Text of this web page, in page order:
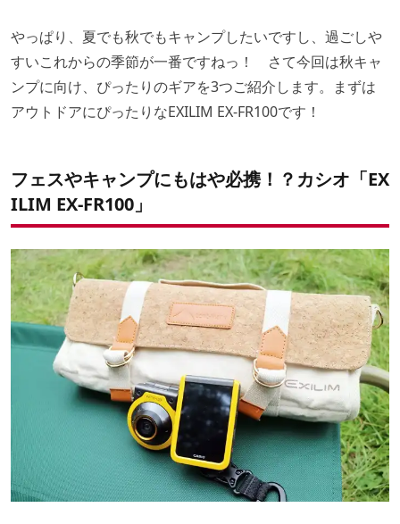
やっぱり、夏でも秋でもキャンプしたいですし、過ごしや
すいこれからの季節が一番ですねっ！ さて今回は秋キャ
ンプに向け、ぴったりのギアを3つご紹介します。まずは
アウトドアにぴったりなEXILIM EX-FR100です！
フェスやキャンプにもはや必携！？カシオ「EX
ILIM EX-FR100」